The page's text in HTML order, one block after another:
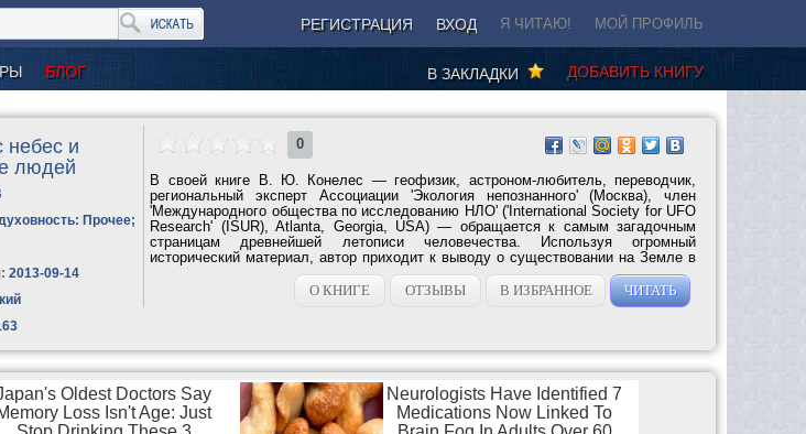
РЕГИСТРАЦИЯ ВХОД Я ЧИТАЮ! МОЙ ПРОФИЛЬ
БЛОГ ДОБАВИТЬ КНИГУ
В ЗАКЛАДКИ
и
людей
Прочее;
2013-09-14
0
В своей книге В. Ю. Конелес — геофизик, астроном-любитель, переводчик,
региональный эксперт Ассоциации 'Экология непознанного' (Москва), член
'Международного общества по исследованию НЛО' ('International Society for UFO
Research' (ISUR), Atlanta, Georgia, USA) — обращается к самым загадочным
страницам древнейшей летописи человечества. Используя огромный
исторический материал, автор приходит к выводу о существовании на Земле в
прошлом (не позднее XV—X тысячелетий...
О КНИГЕ
ОТЗЫВЫ В ИЗБРАННОЕ ЧИТАТЬ